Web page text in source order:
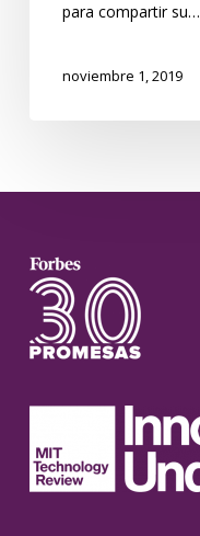
para compartir su…
noviembre 1, 2019